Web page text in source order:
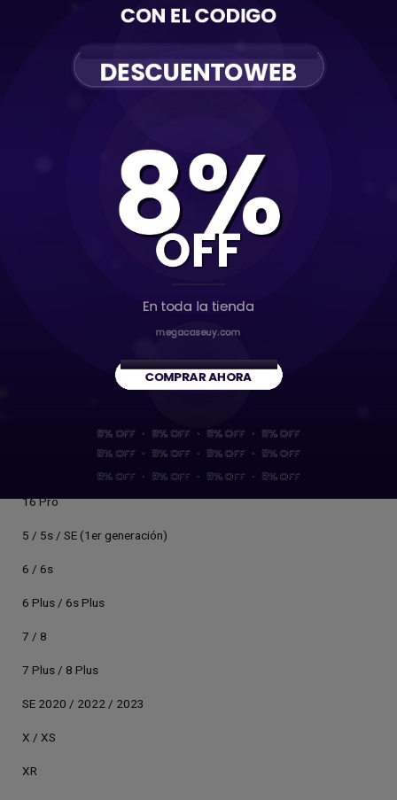
16 Pro
5 / 5s / SE (1er generación)
6 / 6s
6 Plus / 6s Plus
7 / 8
7 Plus / 8 Plus
SE 2020 / 2022 / 2023
X / XS
XR